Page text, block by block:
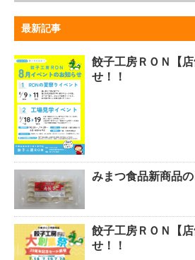
最新記事
餃子工房ＲＯＮ【
せ！！
みまつ食品新商品の
餃子工房ＲＯＮ【
せ！！